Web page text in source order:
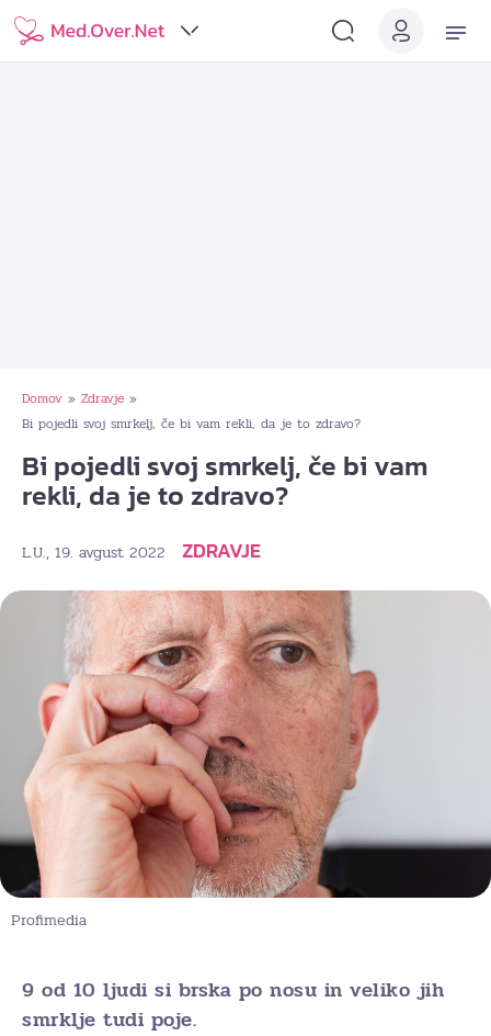
Domov » Zdravje »
Bi pojedli svoj smrkelj, če bi vam rekli, da je to zdravo?
Bi pojedli svoj smrkelj, če bi vam
rekli, da je to zdravo?
L.U., 19. avgust 2022 ZDRAVJE
Profimedia
9 od 10 ljudi si brska po nosu in veliko jih
smrklje tudi poje.